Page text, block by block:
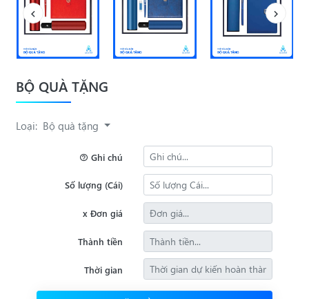
BỘ QUÀ TẶNG
Loại: Bộ quà tặng
Ghi chú
Số lượng (Cái)
x Đơn giá
Thành tiền
Thời gian